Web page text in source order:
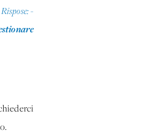
-